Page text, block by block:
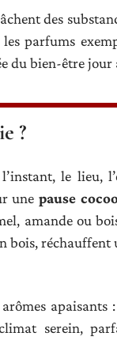
des
parfums
du bien-être
?
le lieu,
unepause
amande ou
bois, réchauffent
apaisants
serein,